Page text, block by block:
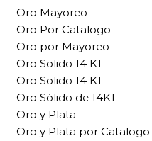
Oro Mayoreo
Oro Por Catalogo
Oro por Mayoreo
Oro Solido 14 KT
Oro Solido 14 KT
Oro Sólido de 14KT
Oro y Plata
Oro y Plata por Catalogo